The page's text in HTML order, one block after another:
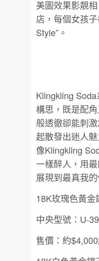
美圖效果影靚
店，每個女孩
Style”。
Klingkling
構思，既是配
般透徹卻能刺
起散發出迷人
像Klingkling
一樣醉人，用
展現到最真我的
18K玫瑰色黃
中央型號：U-
售價：約